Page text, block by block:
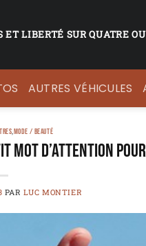
ET LIBERTÉ SUR QUATRE
AUTRES VÉHICULES
,MODE / BEAUTÉ
d’attention pour
PAR LUC MONTIER